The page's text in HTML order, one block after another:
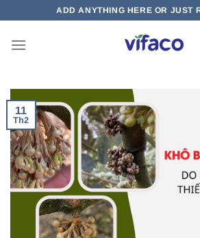
nội
ADD ANYTHING HERE OR JUST
11
Th2